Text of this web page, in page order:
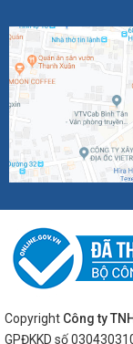
Copyright Công ty
GPĐKKD số